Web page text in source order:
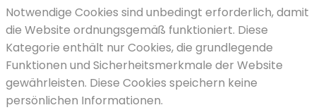
Notwendige Cookies sind unbedingt erforderlich, damit
die Website ordnungsgemäß funktioniert. Diese
Kategorie enthält nur Cookies, die grundlegende
Funktionen und Sicherheitsmerkmale der Website
gewährleisten. Diese Cookies speichern keine
persönlichen Informationen.